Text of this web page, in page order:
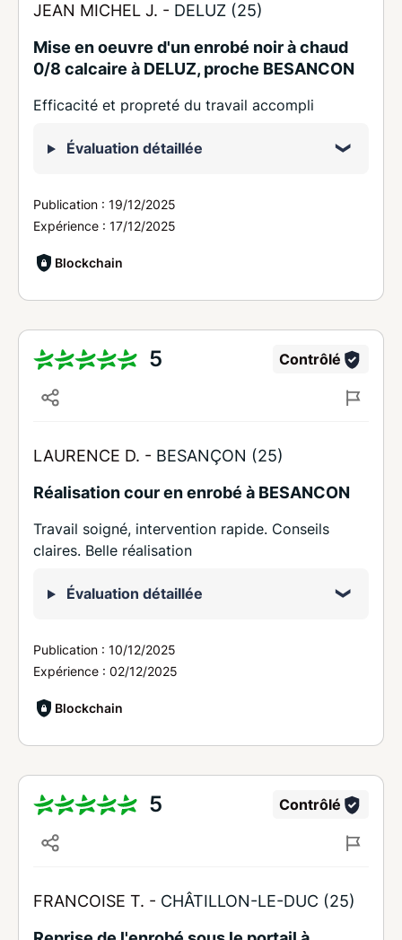
JEAN MICHEL J. - DELUZ (25)
Mise en oeuvre d'un enrobé noir à chaud
0/8 calcaire à DELUZ, proche BESANCON
Efficacité et propreté du travail accompli
Évaluation détaillée
Publication : 19/12/2025
Expérience : 17/12/2025
Blockchain
5 Contrôlé
LAURENCE D. - BESANÇON (25)
Réalisation cour en enrobé à BESANCON
Travail soigné, intervention rapide. Conseils
claires. Belle réalisation
Évaluation détaillée
Publication : 10/12/2025
Expérience : 02/12/2025
Blockchain
5 Contrôlé
FRANCOISE T. - CHÂTILLON-LE-DUC (25)